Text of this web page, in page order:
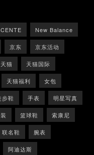
New Balance
京东 京东活动
天猫 天猫国际
天猫福利 女包
步鞋 手表 明星写真
篮球鞋 索康尼
联名鞋 腕表
阿迪达斯